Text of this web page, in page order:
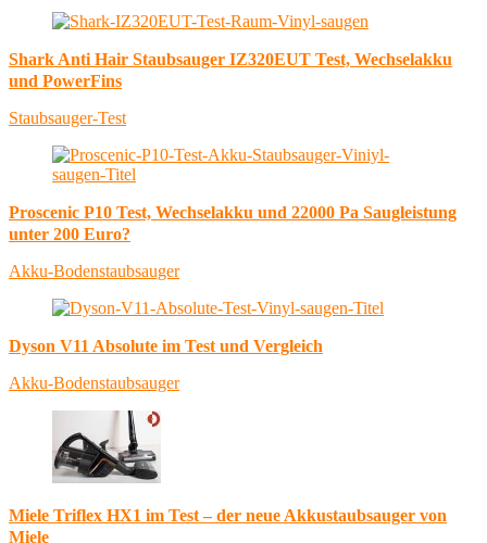
Shark Anti Hair Staubsauger IZ320EUT Test, Wechselakku
und PowerFins
Staubsauger-Test
Proscenic P10 Test, Wechselakku und 22000 Pa Saugleistung
unter 200 Euro?
Akku-Bodenstaubsauger
Dyson V11 Absolute im Test und Vergleich
Akku-Bodenstaubsauger
Miele Triflex HX1 im Test – der neue Akkustaubsauger von
Miele